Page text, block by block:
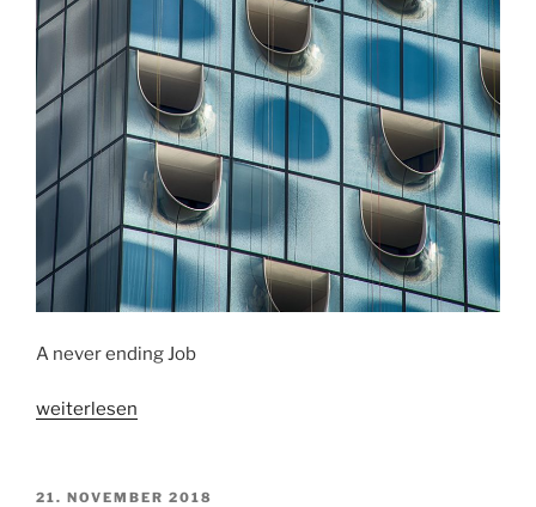
A never ending Job
„Fenster
der
weiterlesen
VERÖFFENTLICHT
21. NOVEMBER 2018